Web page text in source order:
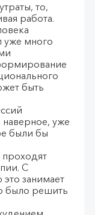
то,
работа.
уже много
быть
уже
были бы
проходят
С
занимает
было решить